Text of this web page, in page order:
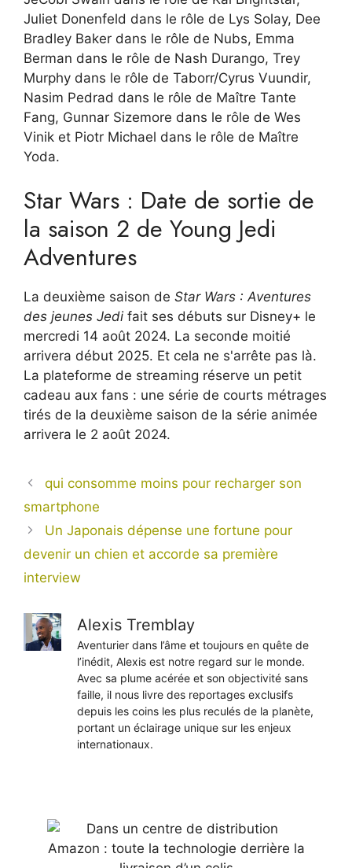
Juliet Donenfeld dans le rôle de Lys Solay, Dee
Bradley Baker dans le rôle de Nubs, Emma
Berman dans le rôle de Nash Durango, Trey
Murphy dans le rôle de Taborr/Cyrus Vuundir,
Nasim Pedrad dans le rôle de Maître Tante
Fang, Gunnar Sizemore dans le rôle de Wes
Vinik et Piotr Michael dans le rôle de Maître
Yoda.
Star Wars : Date de sortie de
la saison 2 de Young Jedi
Adventures
La deuxième saison de Star Wars : Aventures
des jeunes Jedi fait ses débuts sur Disney+ le
mercredi 14 août 2024. La seconde moitié
arrivera début 2025. Et cela ne s'arrête pas là.
La plateforme de streaming réserve un petit
cadeau aux fans : une série de courts métrages
tirés de la deuxième saison de la série animée
arrivera le 2 août 2024.
qui consomme moins pour recharger son
smartphone
Un Japonais dépense une fortune pour
devenir un chien et accorde sa première
interview
Alexis Tremblay
Aventurier dans l’âme et toujours en quête de
l’inédit, Alexis est notre regard sur le monde.
Avec sa plume acérée et son objectivité sans
faille, il nous livre des reportages exclusifs
depuis les coins les plus reculés de la planète,
portant un éclairage unique sur les enjeux
internationaux.